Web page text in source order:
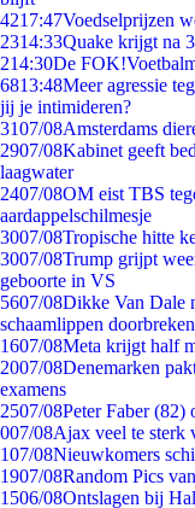
4217:47Voedselprijzen
2314:33Quake krijgt na
214:30De
6813:48Meer agressie
jij je intimideren?
3107/08Amsterdams
2907/08Kabinet geeft
laagwater
2407/08OM eist TBS
aardappelschilmesje
3007/08Tropische hitte
3007/08Trump grijpt
geboorte in VS
5607/08Dikke Van Dale
schaamlippen
1607/08Meta krijgt half
2007/08Denemarken
examens
2507/08Peter Faber (82)
007/08Ajax veel te sterk
107/08Nieuwkomers
1907/08Random Pics
1506/08Ontslagen bij